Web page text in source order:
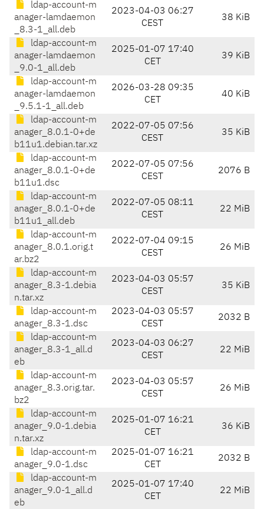
ldap-account-m
anager-lamdaemon
_8.3-1_all.deb
2023-04-03 06:27
CEST
38 KiB
ldap-account-m
anager-lamdaemon
_9.0-1_all.deb
2025-01-07 17:40
CET
39 KiB
ldap-account-m
anager-lamdaemon
_9.5.1-1_all.deb
2026-03-28 09:35
CET
40 KiB
ldap-account-m
anager_8.0.1-0+de
b11u1.debian.tar.xz
2022-07-05 07:56
CEST
35 KiB
ldap-account-m
anager_8.0.1-0+de
b11u1.dsc
2022-07-05 07:56
CEST
2076 B
ldap-account-m
anager_8.0.1-0+de
b11u1_all.deb
2022-07-05 08:11
CEST
22 MiB
ldap-account-m
anager_8.0.1.orig.t
ar.bz2
2022-07-04 09:15
CEST
26 MiB
ldap-account-m
anager_8.3-1.debia
n.tar.xz
2023-04-03 05:57
CEST
35 KiB
ldap-account-m
anager_8.3-1.dsc
2023-04-03 05:57
CEST
2032 B
ldap-account-m
anager_8.3-1_all.d
eb
2023-04-03 06:27
CEST
22 MiB
ldap-account-m
anager_8.3.orig.tar.
bz2
2023-04-03 05:57
CEST
26 MiB
ldap-account-m
anager_9.0-1.debia
n.tar.xz
2025-01-07 16:21
CET
36 KiB
ldap-account-m
anager_9.0-1.dsc
2025-01-07 16:21
CET
2032 B
ldap-account-m
anager_9.0-1_all.d
eb
2025-01-07 17:40
CET
22 MiB